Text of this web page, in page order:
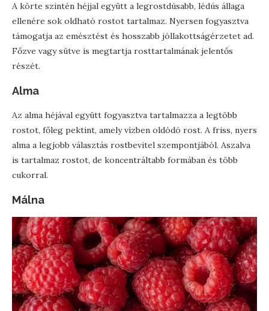
A körte szintén héjjal együtt a legrostdúsabb, lédús állaga
ellenére sok oldható rostot tartalmaz. Nyersen fogyasztva
támogatja az emésztést és hosszabb jóllakottságérzetet ad.
Főzve vagy sütve is megtartja rosttartalmának jelentős
részét.
Alma
Az alma héjával együtt fogyasztva tartalmazza a legtöbb
rostot, főleg pektint, amely vízben oldódó rost. A friss, nyers
alma a legjobb választás rostbevitel szempontjából. Aszalva
is tartalmaz rostot, de koncentráltabb formában és több
cukorral.
Málna